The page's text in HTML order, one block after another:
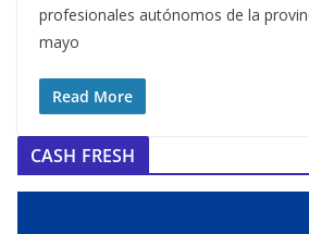
profesionales autónomos de la
mayo
Read More
CASH FRESH